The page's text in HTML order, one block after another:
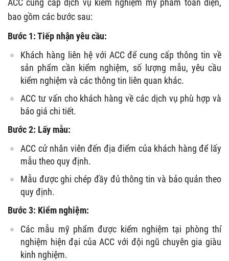
ACC cung cấp dịch vụ kiểm nghiệm mỹ phẩm toàn diện,
bao gồm các bước sau:
Bước 1: Tiếp nhận yêu cầu:
Khách hàng liên hệ với ACC để cung cấp thông tin về
sản phẩm cần kiểm nghiệm, số lượng mẫu, yêu cầu
kiểm nghiệm và các thông tin liên quan khác.
ACC tư vấn cho khách hàng về các dịch vụ phù hợp và
báo giá chi tiết.
Bước 2: Lấy mẫu:
ACC cử nhân viên đến địa điểm của khách hàng để lấy
mẫu theo quy định.
Mẫu được ghi chép đầy đủ thông tin và bảo quản theo
quy định.
Bước 3: Kiểm nghiệm:
Các mẫu mỹ phẩm được kiểm nghiệm tại phòng thí
nghiệm hiện đại của ACC với đội ngũ chuyên gia giàu
kinh nghiệm.